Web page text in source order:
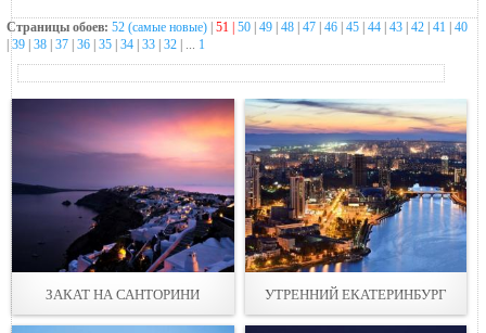
Страницы обоев: 52 (самые новые) 51 | 50 49 48 47 46 45 44 43 42 41
40
|39 38 37 36 35 34 33 32 | ... 1
ЗАКАТ НА САНТОРИНИ УТРЕННИЙ ЕКАТЕРИНБУРГ